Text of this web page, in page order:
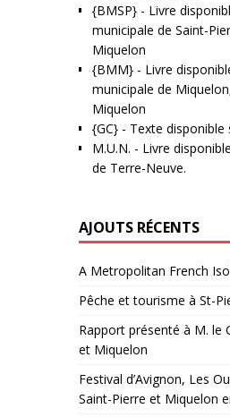
{BMSP}- Livre
municipale de Saint-
Miquelon
{BMM}- Livre
municipale de
Miquelon
{GC}- Texte disponible
M.U.N. - Livre
de Terre-Neuve.
AJOUTS RÉCENTS
A Metropolitan French
Pêche et tourisme à St-
Rapport présenté à M. le
et Miquelon
Festival d’Avignon, Les
Saint-Pierre et Miquelon